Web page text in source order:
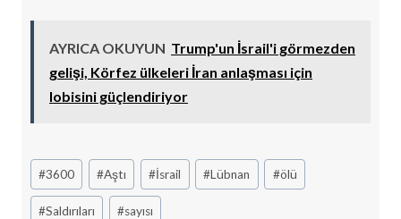
AYRICA OKUYUN Trump'un İsrail'i görmezden
gelişi, Körfez ülkeleri İran anlaşması için
lobisini güçlendiriyor
Post
Tags:
#3600 #Aştı #İsrail #Lübnan #ölü
#Saldırıları #sayısı